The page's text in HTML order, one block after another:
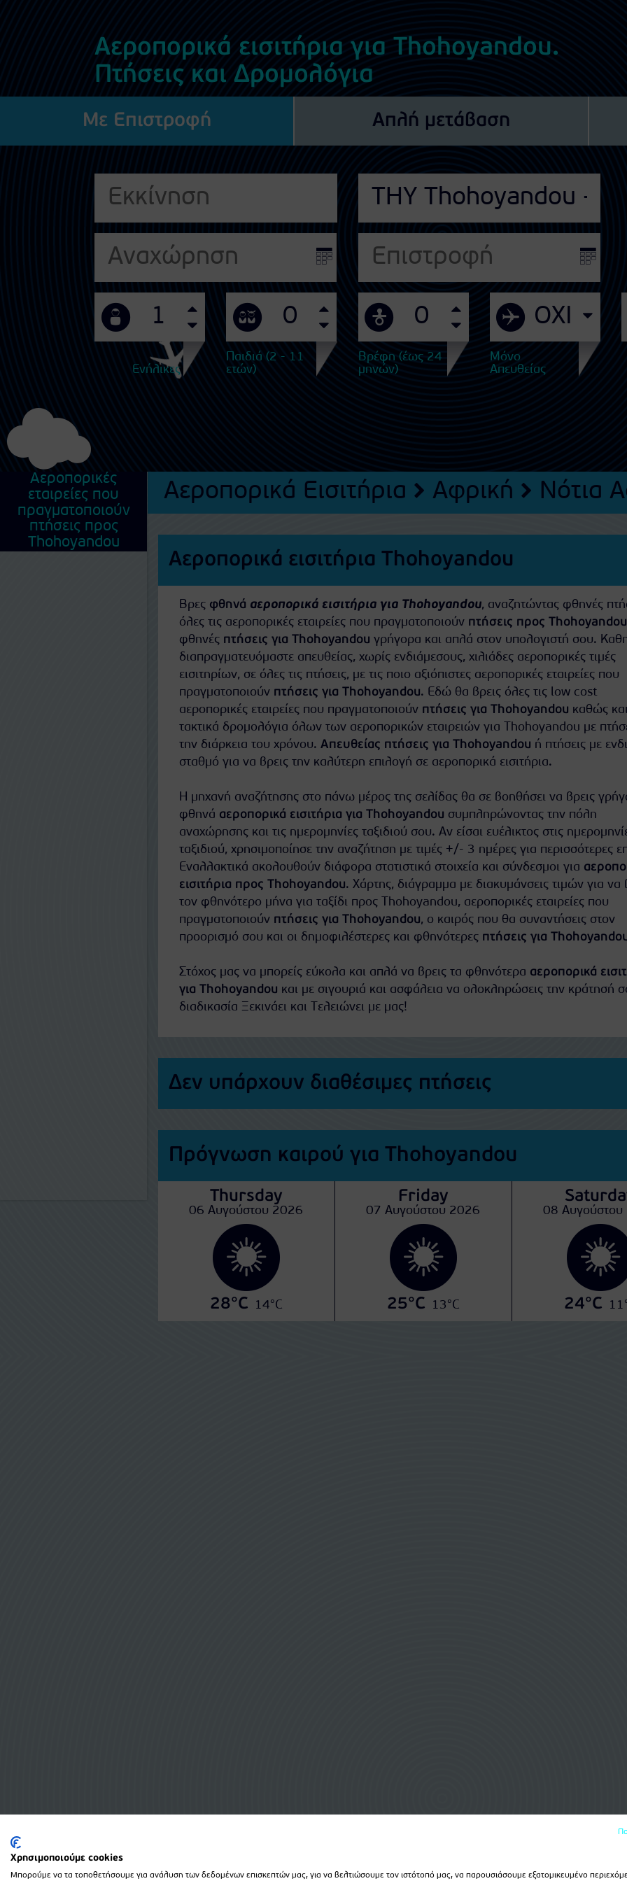
Αεροπορικά εισιτήρια για Thohoyandou.
Πτήσεις και Δρομολόγια
Με Επιστροφή Απλή μετάβαση
Ενήλικες
Παιδιά (2 - 11
ετών)
Βρέφη (έως 24
μηνών)
Μόνο
Απευθείας
Αεροπορικές
εταιρείες που
πραγματοποιούν
πτήσεις προς
Thohoyandou
Αεροπορικά Εισιτήρια Αφρική Νότια
Αεροπορικά εισιτήρια Thohoyandou
Βρες φθηνά αεροπορικά εισιτήρια για Thohoyandou, αναζητώντας φθηνές
όλες τις αεροπορικές εταιρείες που πραγματοποιούν πτήσεις προς Thohoyandou
φθηνές πτήσεις για Thohoyandou γρήγορα και απλά στον υπολογιστή σου.
διαπραγματευόμαστε απευθείας, χωρίς ενδιάμεσους, χιλιάδες αεροπορικές τιμές
εισιτηρίων, σε όλες τις πτήσεις, με τις ποιο αξιόπιστες αεροπορικές εταιρείες που
πραγματοποιούν πτήσεις για Thohoyandou. Εδώ θα βρεις όλες τις low cost
αεροπορικές εταιρείες που πραγματοποιούν πτήσεις για Thohoyandou καθώς
τακτικά δρομολόγια όλων των αεροπορικών εταιρειών για Thohoyandou με
την διάρκεια του χρόνου. Απευθείας πτήσεις για Thohoyandou ή πτήσεις με
σταθμό για να βρεις την καλύτερη επιλογή σε αεροπορικά εισιτήρια.
Η μηχανή αναζήτησης στο πάνω μέρος της σελίδας θα σε βοηθήσει να βρεις
φθηνά αεροπορικά εισιτήρια για Thohoyandou συμπληρώνοντας την πόλη
αναχώρησης και τις ημερομηνίες ταξιδιού σου. Αν είσαι ευέλικτος στις
ταξιδιού, χρησιμοποίησε την αναζήτηση με τιμές +/- 3 ημέρες για περισσότερες
Εναλλακτικά ακολουθούν διάφορα στατιστικά στοιχεία και σύνδεσμοι για
εισιτήρια προς Thohoyandou. Χάρτης, διάγραμμα με διακυμάνσεις τιμών για να
τον φθηνότερο μήνα για ταξίδι προς Thohoyandou, αεροπορικές εταιρείες που
πραγματοποιούν πτήσεις για Thohoyandou, ο καιρός που θα συναντήσεις στον
προορισμό σου και οι δημοφιλέστερες και φθηνότερες πτήσεις για
Στόχος μας να μπορείς εύκολα και απλά να βρεις τα φθηνότερα αεροπορικά
για Thohoyandou και με σιγουριά και ασφάλεια να ολοκληρώσεις την κράτησή
διαδικασία Ξεκινάει και Τελειώνει με μας!
Δεν υπάρχουν διαθέσιμες πτήσεις
Πρόγνωση καιρού για Thohoyandou
Thursday
06 Αυγούστου 2026
28°C 14°C
Friday
07 Αυγούστου 2026
25°C 13°C
08
24°C
Χρησιμοποιούμε cookies
Μπορούμε να τα τοποθετήσουμε για ανάλυση των δεδομένων επισκεπτών μας, για να βελτιώσουμε τον ιστότοπό μας, να παρουσιάσουμε εξατομικευμένο